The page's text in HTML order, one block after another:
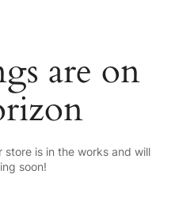
are on
is in the works and will
soon!